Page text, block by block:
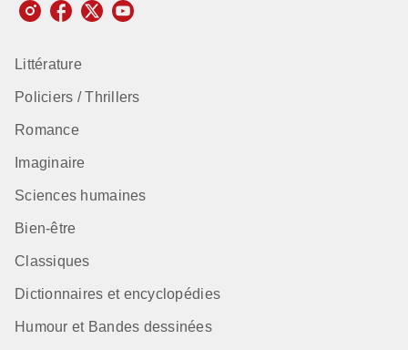
Littérature
Policiers / Thrillers
Romance
Imaginaire
Sciences humaines
Bien-être
Classiques
Dictionnaires et encyclopédies
Humour et Bandes dessinées